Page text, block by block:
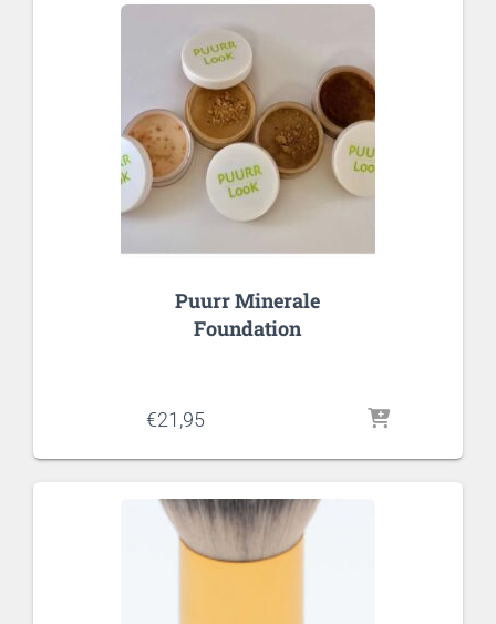
Puurr Minerale
Foundation
€21,95